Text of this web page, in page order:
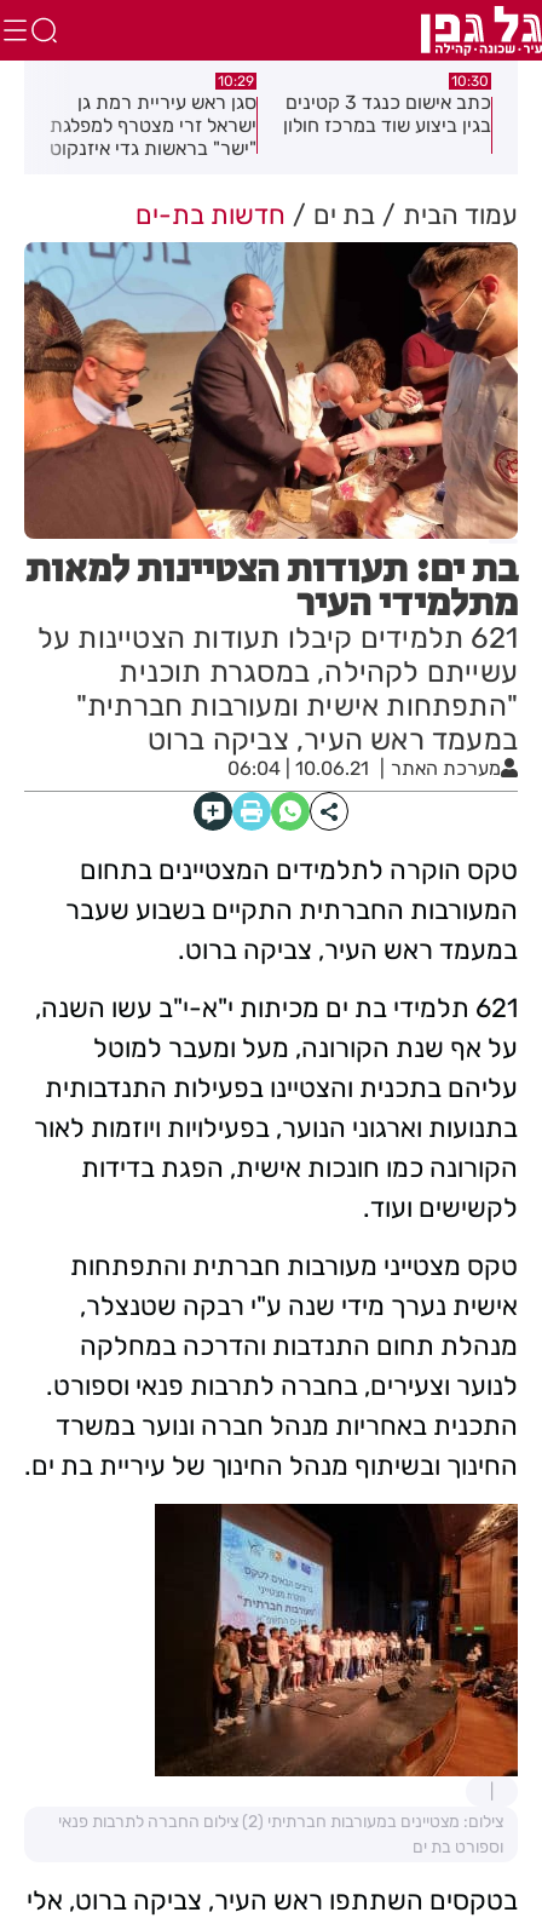
10:30
כתב אישום כנגד 3 קטינים
בגין ביצוע שוד במרכז חולון
10:29
סגן ראש עיריית רמת גן
ישראל זרי מצטרף למפלגת
"ישר" בראשות גדי איזנקוט
עמוד הבית בת ים חדשות בת-ים
בת ים: תעודות הצטיינות למאות
מתלמידי העיר
621 תלמידים קיבלו תעודות הצטיינות על
עשייתם לקהילה, במסגרת תוכנית
"התפתחות אישית ומעורבות חברתית"
במעמד ראש העיר, צביקה ברוט
מערכת האתר 10.06.21 | 06:04
טקס הוקרה לתלמידים המצטיינים בתחום
המעורבות החברתית התקיים בשבוע שעבר
במעמד ראש העיר, צביקה ברוט.
621 תלמידי בת ים מכיתות י"א-י"ב עשו השנה,
על אף שנת הקורונה, מעל ומעבר למוטל
עליהם בתכנית והצטיינו בפעילות התנדבותית
בתנועות וארגוני הנוער, בפעילויות ויוזמות לאור
הקורונה כמו חונכות אישית, הפגת בדידות
לקשישים ועוד.
טקס מצטייני מעורבות חברתית והתפתחות
אישית נערך מידי שנה ע"י רבקה שטנצלר,
מנהלת תחום התנדבות והדרכה במחלקה
לנוער וצעירים, בחברה לתרבות פנאי וספורט.
התכנית באחריות מנהל חברה ונוער במשרד
החינוך ובשיתוף מנהל החינוך של עיריית בת ים.
צילום: מצטיינים במעורבות חברתיתי (2) צילום החברה לתרבות פנאי
וספורט בת ים
בטקסים השתתפו ראש העיר, צביקה ברוט, אלי